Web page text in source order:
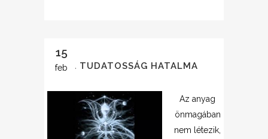
15
feb A TUDATOSSÁG HATALMA
Az anyag
önmagában
nem létezik,